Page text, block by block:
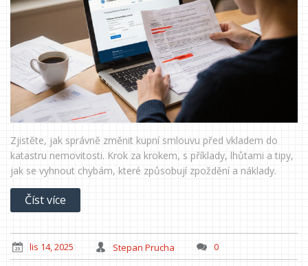
Zjistěte, jak správně změnit kupní smlouvu před vkladem do
katastru nemovitosti. Krok za krokem, s příklady, lhůtami a tipy,
jak se vyhnout chybám, které způsobují zpoždění a náklady.
Číst více
lis 14, 2025 Stepan Prucha 0